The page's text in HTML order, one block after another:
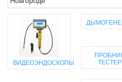
ВИДЕОЭНДОСКОПЫ